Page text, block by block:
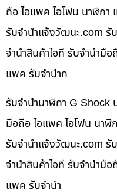
ถือ ไอแพค ไอโฟน นาฬิกา
รับจํานําแจ้งวัฒนะ.com รั
จำนำสินค้าไอที รับจำนำมื
แพค รับจำนำก
รับจำนำนาฬิกา G Shock
มือถือ ไอแพค ไอโฟน นาฬิ
รับจํานําแจ้งวัฒนะ.com รั
จำนำสินค้าไอที รับจำนำมื
แพค รับจำนำ